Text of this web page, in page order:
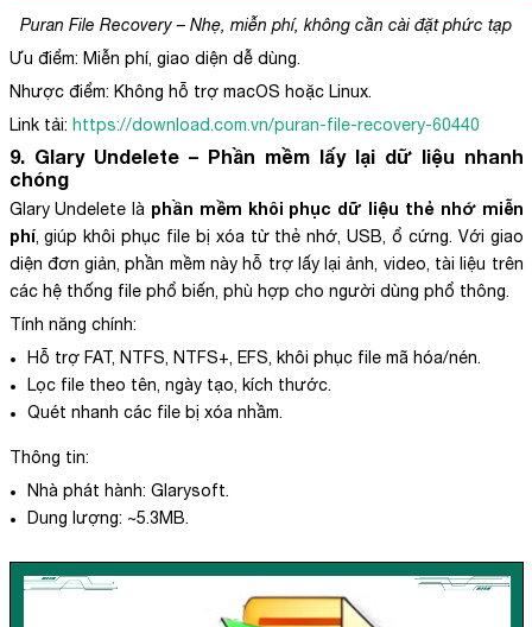
Puran File Recovery – Nhẹ, miễn phí, không cần cài đặt phức tạp
Ưu điểm: Miễn phí, giao diện dễ dùng.
Nhược điểm: Không hỗ trợ macOS hoặc Linux.
Link tải: https://download.com.vn/puran-file-recovery-60440
9. Glary Undelete – Phần mềm lấy lại dữ liệu nhanh
chóng
Glary Undelete là phần mềm khôi phục dữ liệu thẻ nhớ miễn
phí, giúp khôi phục file bị xóa từ thẻ nhớ, USB, ổ cứng. Với giao
diện đơn giản, phần mềm này hỗ trợ lấy lại ảnh, video, tài liệu trên
các hệ thống file phổ biến, phù hợp cho người dùng phổ thông.
Tính năng chính:
Hỗ trợ FAT, NTFS, NTFS+, EFS, khôi phục file mã hóa/nén.
Lọc file theo tên, ngày tạo, kích thước.
Quét nhanh các file bị xóa nhầm.
Thông tin:
Nhà phát hành: Glarysoft.
Dung lượng: ~5.3MB.